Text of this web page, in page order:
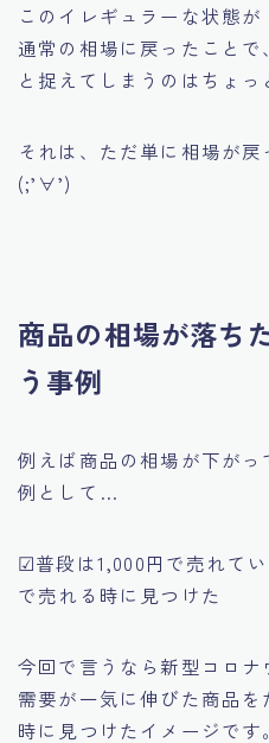
このイレギュラーな状態が
通常の相場に戻ったことで、
と捉えてしまうのはちょっ
それは、ただ単に相場が
(;’∀’)
商品の相場が落ち
う事例
例えば商品の相場が下がっ
例として…
☑普段は1,000円で売れて
で売れる時に見つけた
今回で言うなら新型コロナ
需要が一気に伸びた商品
時に見つけたイメージです。